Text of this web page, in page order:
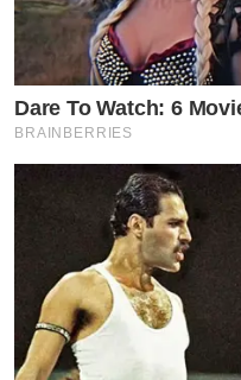
Dare To Watch: 6
BRAINBERRIES